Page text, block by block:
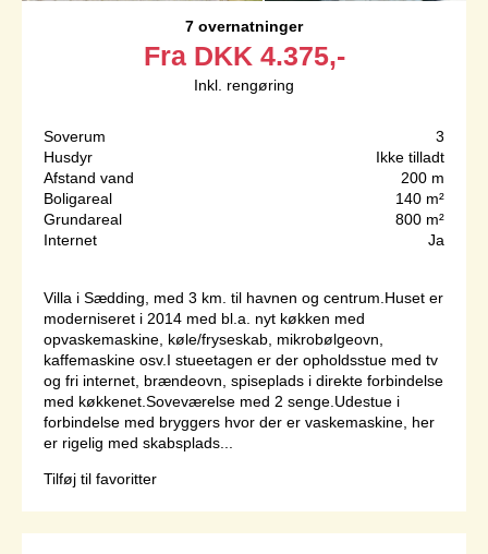
7 overnatninger
Fra DKK 4.375,-
Inkl. rengøring
Soverum
3
Husdyr
Ikke tilladt
Afstand vand
200 m
Boligareal
140 m²
Grundareal
800 m²
Internet
Ja
Villa i Sædding, med 3 km. til havnen og centrum.Huset er
moderniseret i 2014 med bl.a. nyt køkken med
opvaskemaskine, køle/fryseskab, mikrobølgeovn,
kaffemaskine osv.I stueetagen er der opholdsstue med tv
og fri internet, brændeovn, spiseplads i direkte forbindelse
med køkkenet.Soveværelse med 2 senge.Udestue i
forbindelse med bryggers hvor der er vaskemaskine, her
er rigelig med skabsplads...
Tilføj til favoritter